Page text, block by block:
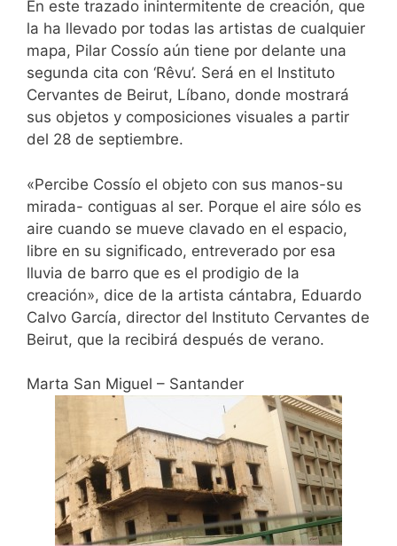
En este trazado inintermitente de creación, que
la ha llevado por todas las artistas de cualquier
mapa, Pilar Cossío aún tiene por delante una
segunda cita con ‘Rêvu’. Será en el Instituto
Cervantes de Beirut, Líbano, donde mostrará
sus objetos y composiciones visuales a partir
del 28 de septiembre.
«Percibe Cossío el objeto con sus manos-su
mirada- contiguas al ser. Porque el aire sólo es
aire cuando se mueve clavado en el espacio,
libre en su significado, entreverado por esa
lluvia de barro que es el prodigio de la
creación», dice de la artista cántabra, Eduardo
Calvo García, director del Instituto Cervantes de
Beirut, que la recibirá después de verano.
Marta San Miguel – Santander